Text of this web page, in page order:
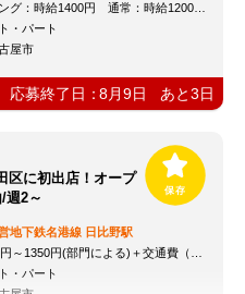
時給1400円 通常：時給1200円～＋交通費全額支給
・パート
屋市
応募終了日：8月9日 あと3日
区に初出店！オープ
週2～
地下鉄名港線 日比野駅
1350円(部門による)＋交通費（社内規定）
・パート